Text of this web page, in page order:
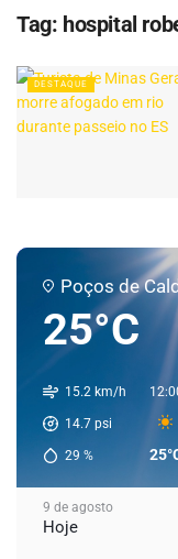
Tag: hospital
DESTAQUE
Poços de
25°C
15.2 km/h
14.7 psi
29 %
9 de agosto
Hoje